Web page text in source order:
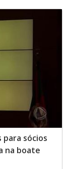
sócios
na boate